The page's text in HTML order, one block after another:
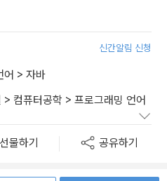
신간알림 신청
어 > 자바
> 컴퓨터공학 > 프로그래밍 언어
선물하기 공유하기